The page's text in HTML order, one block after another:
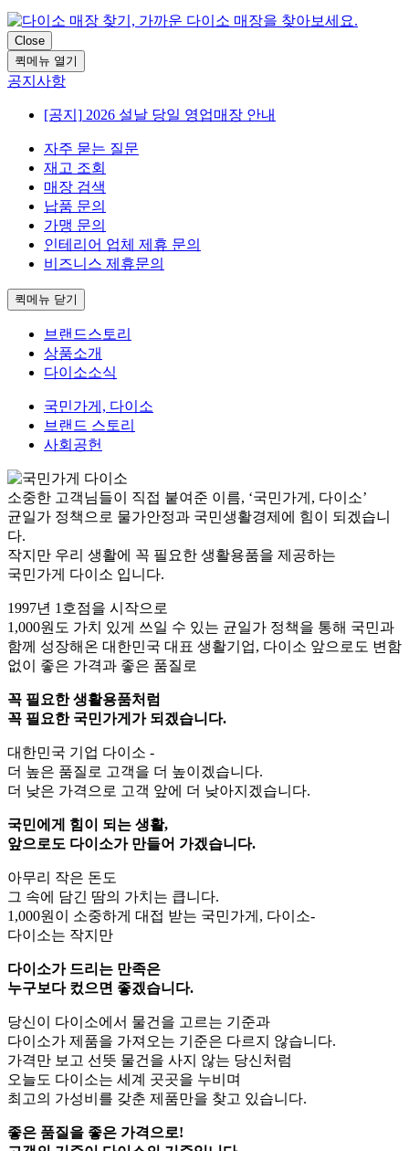
Close
퀵메뉴 열기
공지사항
[공지] 2026 설날 당일 영업매장 안내
자주 묻는 질문
재고 조회
매장 검색
납품 문의
가맹 문의
인테리어 업체 제휴 문의
비즈니스 제휴문의
퀵메뉴 닫기
브랜드스토리
상품소개
다이소소식
국민가게, 다이소
브랜드 스토리
사회공헌
소중한 고객님들이 직접 붙여준 이름, ‘국민가게, 다이소’
균일가 정책으로 물가안정과 국민생활경제에 힘이 되겠습니
다.
작지만 우리 생활에 꼭 필요한 생활용품을 제공하는
국민가게 다이소 입니다.
1997년 1호점을 시작으로
1,000원도 가치 있게 쓰일 수 있는 균일가 정책을 통해 국민과
함께 성장해온 대한민국 대표 생활기업, 다이소 앞으로도 변함
없이 좋은 가격과 좋은 품질로
꼭 필요한 생활용품처럼
꼭 필요한 국민가게가 되겠습니다.
대한민국 기업 다이소 -
더 높은 품질로 고객을 더 높이겠습니다.
더 낮은 가격으로 고객 앞에 더 낮아지겠습니다.
국민에게 힘이 되는 생활,
앞으로도 다이소가 만들어 가겠습니다.
아무리 작은 돈도
그 속에 담긴 땀의 가치는 큽니다.
1,000원이 소중하게 대접 받는 국민가게, 다이소-
다이소는 작지만
다이소가 드리는 만족은
누구보다 컸으면 좋겠습니다.
당신이 다이소에서 물건을 고르는 기준과
다이소가 제품을 가져오는 기준은 다르지 않습니다.
가격만 보고 선뜻 물건을 사지 않는 당신처럼
오늘도 다이소는 세계 곳곳을 누비며
최고의 가성비를 갖춘 제품만을 찾고 있습니다.
좋은 품질을 좋은 가격으로!